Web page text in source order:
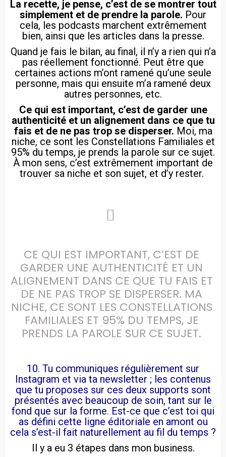
La recette, je pense, c’est de se montrer tout
simplement et de prendre la parole. Pour
cela, les podcasts marchent extrêmement
bien, ainsi que les articles dans la presse.
Quand je fais le bilan, au final, il n’y a rien qui n’a
pas réellement fonctionné. Peut être que
certaines actions m’ont ramené qu’une seule
personne, mais qui ensuite m’a ramené deux
autres personnes, etc.
Ce qui est important, c’est de garder une
authenticité et un alignement dans ce que tu
fais et de ne pas trop se disperser. Moi, ma
niche, ce sont les Constellations Familiales et
95% du temps, je prends la parole sur ce sujet.
À mon sens, c’est extrêmement important de
trouver sa niche et son sujet, et d’y rester.
CE QUI EST IMPORTANT, C’EST DE
GARDER UNE AUTHENTICITÉ ET UN
ALIGNEMENT DANS CE QUE TU FAIS ET
DE NE PAS TROP SE DISPERSER. MA
NICHE, CE SONT LES CONSTELLATIONS
FAMILIALES ET 95% DU TEMPS, JE
PRENDS LA PAROLE SUR CE SUJET.
10. Tu communiques régulièrement sur
Instagram et via ta newsletter ; les contenus
que tu proposes sur ces deux supports sont
présentés avec beaucoup de soin, tant sur le
fond que sur la forme. Est-ce que c’est toi qui
as défini cette ligne éditoriale en amont ou
cela s’est-il fait naturellement au fil du temps ?
Il y a eu 3 étapes dans mon business.